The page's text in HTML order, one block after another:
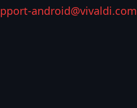
android@vivaldi.com